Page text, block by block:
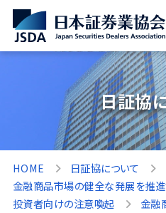
日証協
HOME 日証協について
金融商品市場の健全な発展を推
投資者向けの注意喚起
金融